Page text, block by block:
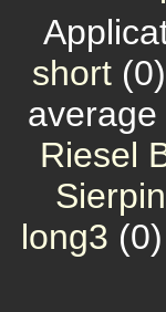
short
average
Riesel
long3 (0)